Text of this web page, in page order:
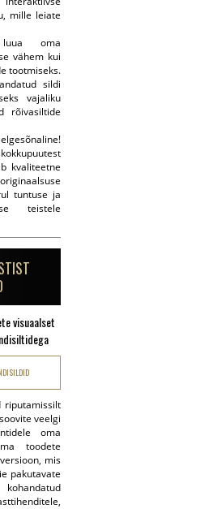
mille leiate
luua oma
vähem kui
tootmiseks.
sildi
vajaliku
rõivasiltide
kvaliteetne
tuntuse ja
teistele
visuaalset
riputamissilt
veelgi
oma
toodete
mis
pakutavate